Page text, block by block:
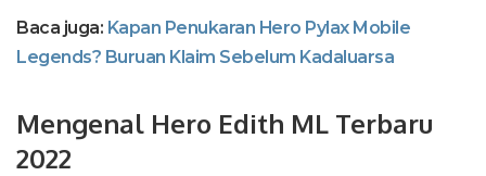
Baca juga: Kapan Penukaran Hero Pylax Mobile
Legends? Buruan Klaim Sebelum Kadaluarsa
Mengenal Hero Edith ML Terbaru
2022